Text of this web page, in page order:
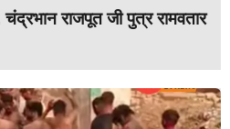
राजपूत जी पुत्र रामवतार